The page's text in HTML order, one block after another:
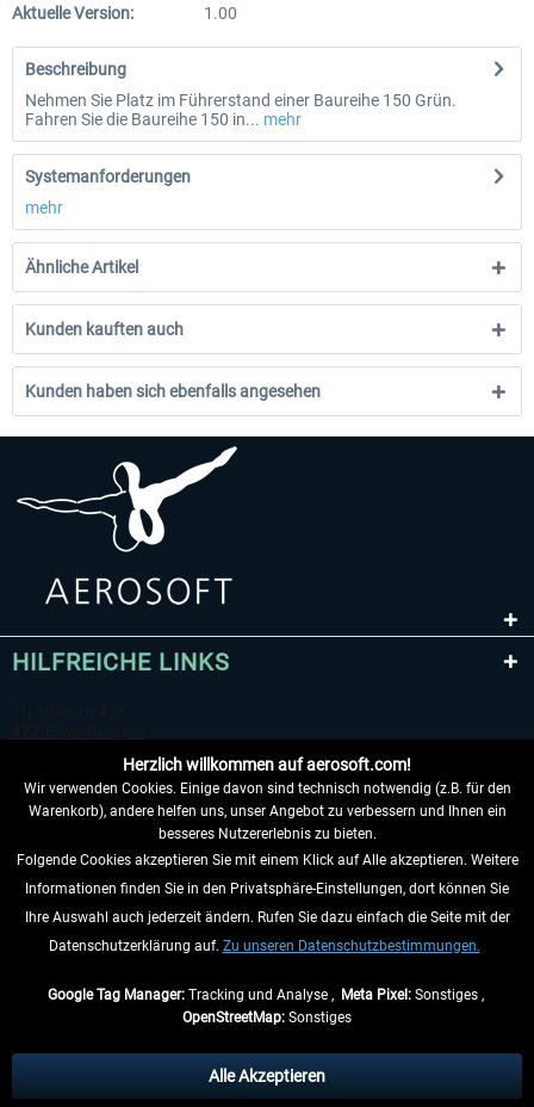
Aktuelle Version:
1.00
Beschreibung
Nehmen Sie Platz im Führerstand einer Baureihe 150 Grün.
Fahren Sie die Baureihe 150 in... mehr
Systemanforderungen
mehr
Ähnliche Artikel
Kunden kauften auch
Kunden haben sich ebenfalls angesehen
HILFREICHE LINKS
VERTRAG WIDERRUFEN
INFORMATIONEN
anders beschrieben.
** Gilt für Lieferungen innerhalb Deutschlands, Lieferzeiten für andere Länder
Herzlich willkommen auf aerosoft.com!
Wir verwenden Cookies. Einige davon sind technisch notwendig (z.B. für den
Warenkorb), andere helfen uns, unser Angebot zu verbessern und Ihnen ein
besseres Nutzererlebnis zu bieten.
Folgende Cookies akzeptieren Sie mit einem Klick auf Alle akzeptieren. Weitere
Informationen finden Sie in den Privatsphäre-Einstellungen, dort können Sie
Ihre Auswahl auch jederzeit ändern. Rufen Sie dazu einfach die Seite mit der
Datenschutzerklärung auf. Zu unseren Datenschutzbestimmungen.
Google Tag Manager:Tracking und Analyse , Meta Pixel:Sonstiges ,
OpenStreetMap: Sonstiges
Alle Akzeptieren